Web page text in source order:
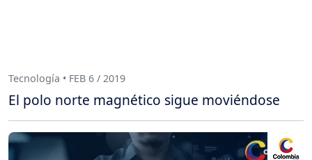
Tecnología • FEB 6 / 2019
El polo norte magnético sigue moviéndose